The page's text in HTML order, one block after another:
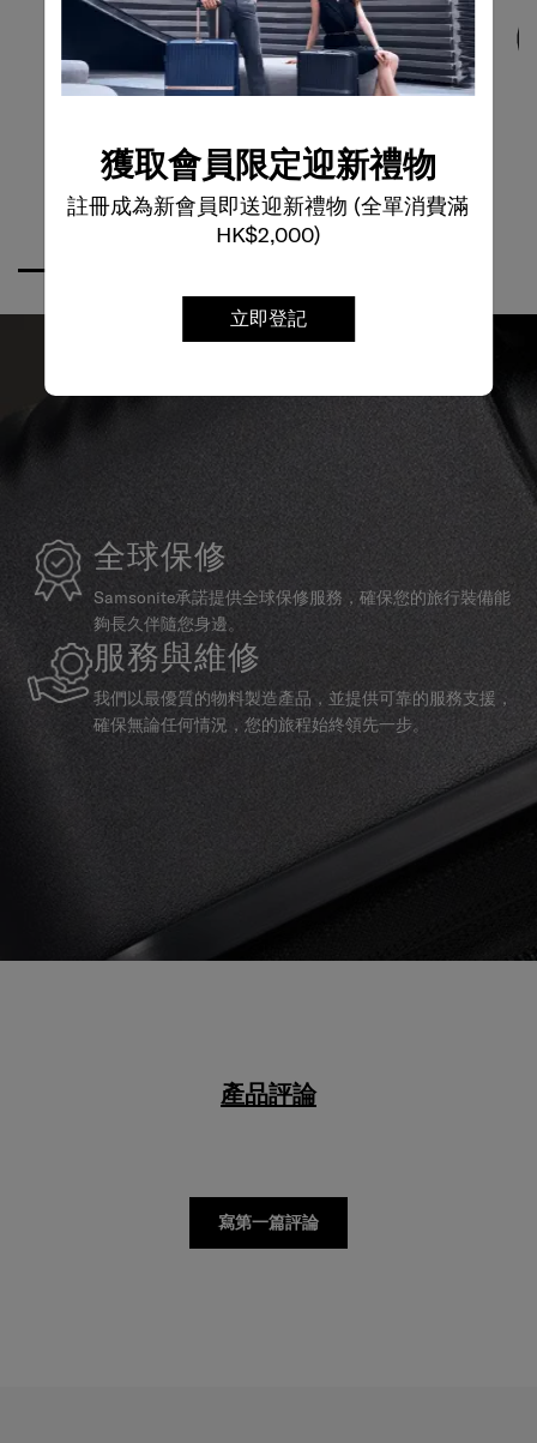
獲取會員限定迎新禮物
註冊成為新會員即送迎新禮物 (全單消費滿
HK$2,000)
立即登記
全球保修
Samsonite承諾提供全球保修服務，確保您的旅行裝備能
夠長久伴隨您身邊。
服務與維修
我們以最優質的物料製造產品，並提供可靠的服務支援，
確保無論任何情況，您的旅程始終領先一步。
產品評論
寫第一篇評論